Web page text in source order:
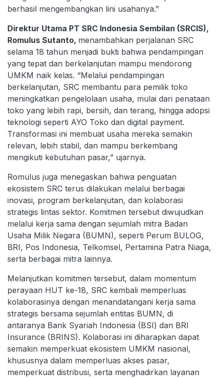
berhasil mengembangkan lini usahanya.”
Direktur Utama PT SRC Indonesia Sembilan (SRCIS),
Romulus Sutanto, menambahkan perjalanan SRC
selama 18 tahun menjadi bukti bahwa pendampingan
yang tepat dan berkelanjutan mampu mendorong
UMKM naik kelas. “Melalui pendampingan
berkelanjutan, SRC membantu para pemilik toko
meningkatkan pengelolaan usaha, mulai dari penataan
toko yang lebih rapi, bersih, dan terang, hingga adopsi
teknologi seperti AYO Toko dan digital payment.
Transformasi ini membuat usaha mereka semakin
relevan, lebih stabil, dan mampu berkembang
mengikuti kebutuhan pasar,” ujarnya.
Romulus juga menegaskan bahwa penguatan
ekosistem SRC terus dilakukan melalui berbagai
inovasi, program berkelanjutan, dan kolaborasi
strategis lintas sektor. Komitmen tersebut diwujudkan
melalui kerja sama dengan sejumlah mitra Badan
Usaha Milik Negara (BUMN), seperti Perum BULOG,
BRI, Pos Indonesia, Telkomsel, Pertamina Patra Niaga,
serta berbagai mitra lainnya.
Melanjutkan komitmen tersebut, dalam momentum
perayaan HUT ke-18, SRC kembali memperluas
kolaborasinya dengan menandatangani kerja sama
strategis bersama sejumlah entitas BUMN, di
antaranya Bank Syariah Indonesia (BSI) dan BRI
Insurance (BRINS). Kolaborasi ini diharapkan dapat
semakin memperkuat ekosistem UMKM nasional,
khususnya dalam memperluas akses pasar,
memperkuat distribusi, serta menghadirkan layanan